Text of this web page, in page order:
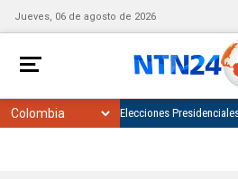
Jueves, 06 de agosto de 2026
Elecciones